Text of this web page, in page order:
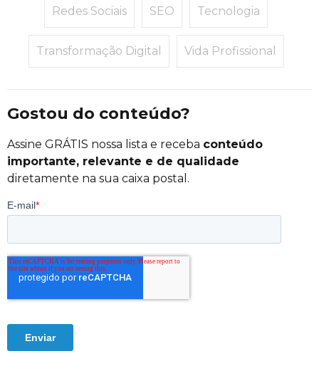
Redes Sociais SEO Tecnologia
Transformação Digital Vida Profissional
Gostou do conteúdo?
Assine GRÁTIS nossa lista e receba conteúdo
importante, relevante e de qualidade
diretamente na sua caixa postal.